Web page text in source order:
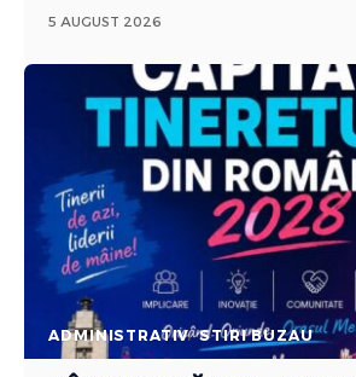
5 AUGUST 2026
ADMINISTRATIV STIRI BUZAU